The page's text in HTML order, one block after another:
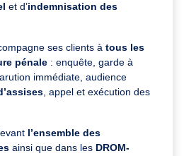
et d’indemnisation des
ses clients à tous les
pénale : enquête, garde à
immédiate, audience
, appel et exécution des
l’ensemble des
ainsi que dans les DROM-